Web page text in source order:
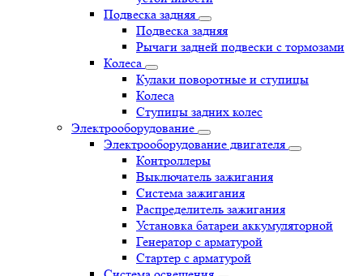
Подвеска задняя
Подвеска задняя
Рычаги задней подвески с тормозами
Колеса
Кулаки поворотные и ступицы
Колеса
Ступицы задних колес
Электрооборудование
Электрооборудование двигателя
Контроллеры
Выключатель зажигания
Система зажигания
Распределитель зажигания
Установка батареи аккумуляторной
Генератор с арматурой
Стартер с арматурой